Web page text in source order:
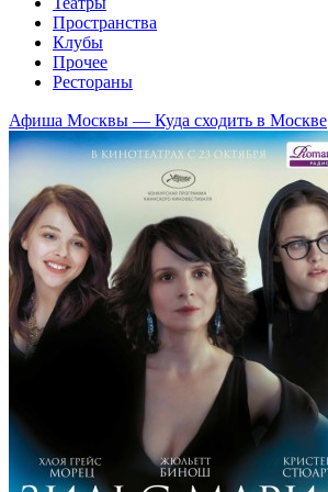
Пространства
Клубы
Прочее
Рестораны
Афиша Москвы — Куда сходить в Москве